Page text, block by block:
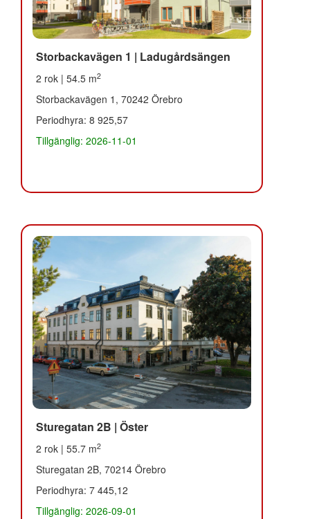
Storbackavägen 1 | Ladugårdsängen
2 rok | 54.5 m2
Storbackavägen 1, 70242 Örebro
Periodhyra: 8 925,57
Tillgänglig: 2026-11-01
Sturegatan 2B | Öster
2 rok | 55.7 m2
Sturegatan 2B, 70214 Örebro
Periodhyra: 7 445,12
Tillgänglig: 2026-09-01